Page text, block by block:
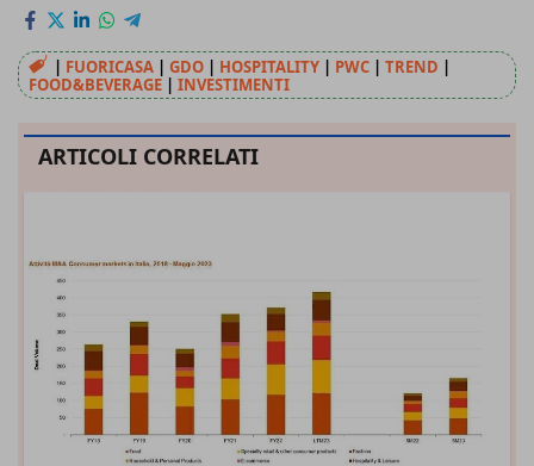
| FUORICASA | GDO | HOSPITALITY | PWC | TREND |
FOOD&BEVERAGE | INVESTIMENTI
ARTICOLI CORRELATI